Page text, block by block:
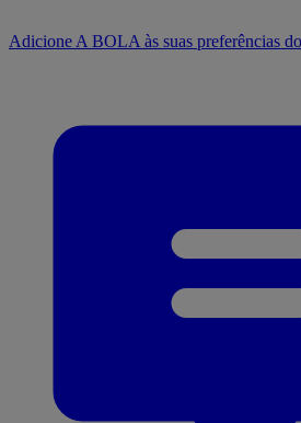
Adicione A BOLA às suas preferências